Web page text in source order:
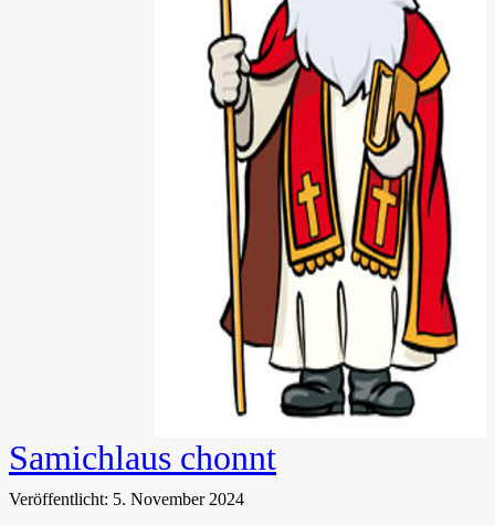
Samichlaus chonnt
Veröffentlicht: 5. November 2024